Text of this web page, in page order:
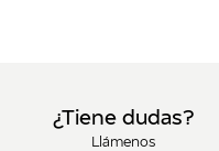
¿Tiene dudas?
Llámenos